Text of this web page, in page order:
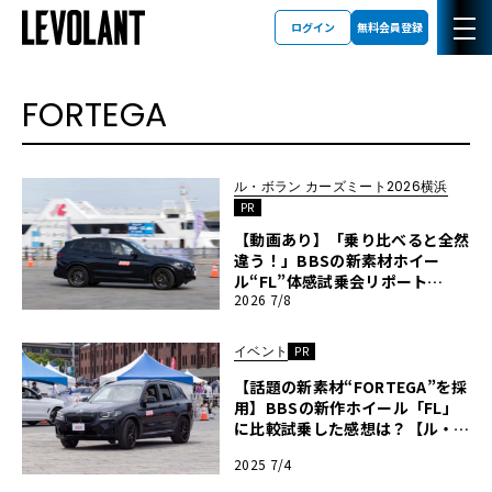
ログイン 無料会員登録
FORTEGA
ル・ボラン カーズミート2026横浜
PR
【動画あり】「乗り比べると全然
違う！」BBSの新素材ホイー
ル“FL”体感試乗会リポート
【ル・ボラン カーズミート2026
2026 7/8
イベント PR
【話題の新素材“FORTEGA”を採
用】BBSの新作ホイール「FL」
に比較試乗した感想は？【ル・ボ
2025 7/4